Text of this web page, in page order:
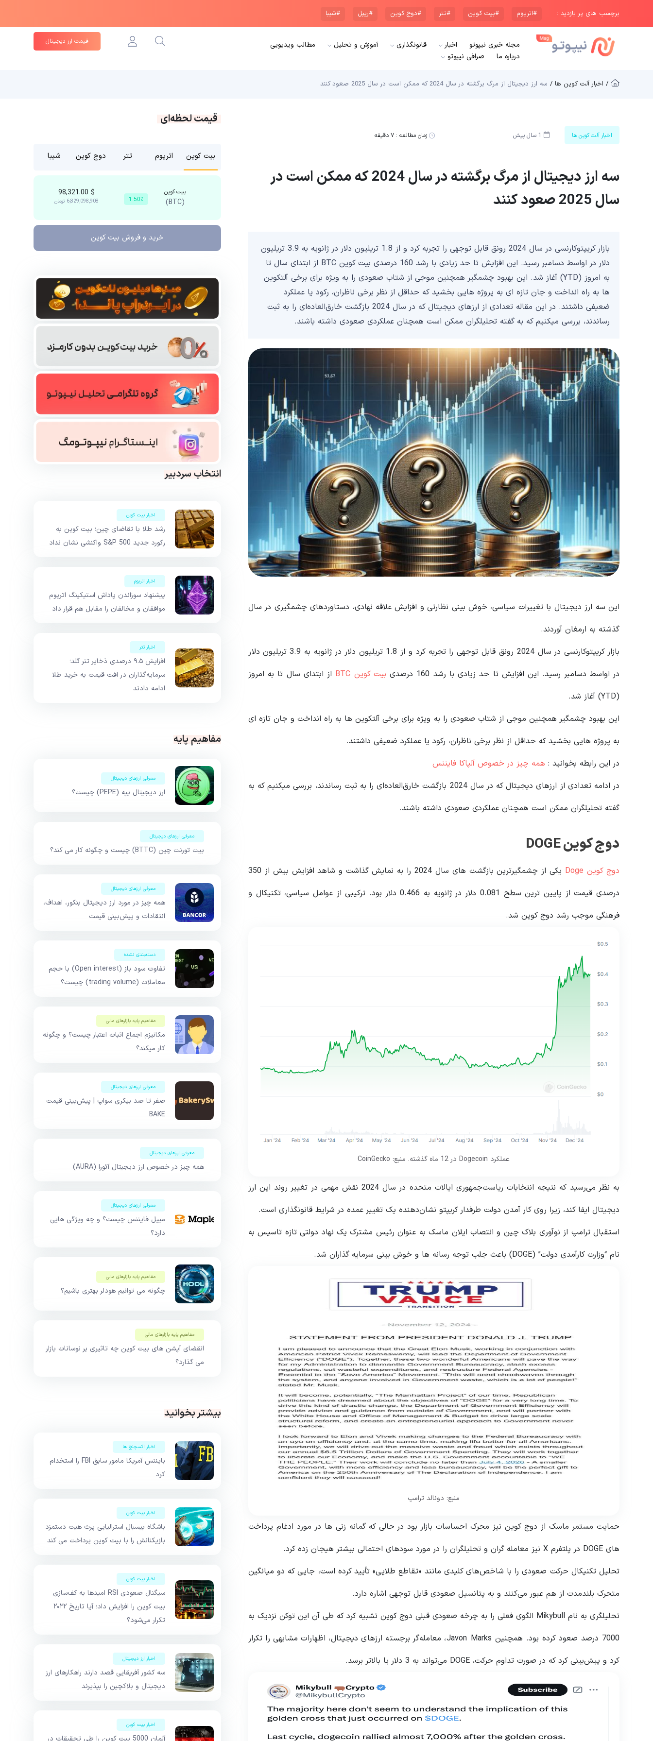
برچسب های پر بازدید : #اتریوم #بیت کوین #تتر #دوج کوین #ریپل #شیبا
مجله خبری نیپوتو اخبار قانونگذاری آموزش و تحلیل
مطالب ویدیویی
درباره ما
صرافی نیپوتو
قیمت ارز دیجیتال
/ اخبار آلت کوین ها / سه ارز دیجیتال از مرگ برگشته در سال 2024 که ممکن است در سال 2025 صعود کنند
اخبار آلت کوین ها 1 سال پیش زمان مطالعه :۷ دقیقه
سه ارز دیجیتال از مرگ برگشته در سال 2024 که ممکن است در
سال 2025 صعود کنند
بازار کریپتوکارنسی در سال 2024 رونق قابل توجهی را تجربه کرد و از 1.8 تریلیون دلار در ژانویه به 3.9 تریلیون
دلار در اواسط دسامبر رسید. این افزایش تا حد زیادی با رشد 160 درصدی بیت کوین BTC از ابتدای سال تا
به امروز (YTD) آغاز شد. این بهبود چشمگیر همچنین موجی از شتاب صعودی را به ویژه برای برخی آلتکوین
ها به راه انداخت و جان تازه ای به پروژه هایی بخشید که حداقل از نظر برخی ناظران، رکود یا عملکرد
ضعیفی داشتند. در این مقاله تعدادی از ارزهای دیجیتال که در سال 2024 بازگشت‌ خارق‌العاده‌ای را به ثبت
رساندند، بررسی میکنیم که به گفته تحلیلگران ممکن است همچنان عملکردی صعودی داشته باشند.
این سه ارز دیجیتال با تغییرات سیاسی، خوش بینی نظارتی و افزایش علاقه نهادی، دستاوردهای چشمگیری در سال
گذشته به ارمغان آوردند.
بازار کریپتوکارنسی در سال 2024 رونق قابل توجهی را تجربه کرد و از 1.8 تریلیون دلار در ژانویه به 3.9 تریلیون دلار
در اواسط دسامبر رسید. این افزایش تا حد زیادی با رشد 160 درصدی
بیت کوین BTC
از ابتدای سال تا به امروز
(YTD) آغاز شد.
این بهبود چشمگیر همچنین موجی از شتاب صعودی را به ویژه برای برخی آلتکوین ها به راه انداخت و جان تازه ای
به پروژه هایی بخشید که حداقل از نظر برخی ناظران، رکود یا عملکرد ضعیفی داشتند.
در این رابطه بخوانید‌ : همه چیز در خصوص آلپاکا فایننس
در ادامه تعدادی از ارزهای دیجیتال که در سال 2024 بازگشت‌ خارق‌العاده‌ای را به ثبت رساندند، بررسی میکنیم که به
گفته تحلیلگران ممکن است همچنان عملکردی صعودی داشته باشند.
دوج کوین DOGE
دوج کوین Doge
یکی از چشمگیرترین بازگشت های سال 2024 را به نمایش گذاشت و شاهد افزایش بیش از 350
درصدی قیمت از پایین ترین سطح 0.081 دلار در ژانویه به 0.466 دلار بود. ترکیبی از عوامل سیاسی، تکنیکال و
فرهنگی موجب رشد دوج کوین شد.
عملکرد Dogecoin در 12 ماه گذشته. منبع: CoinGecko
به نظر می‌رسید که نتیجه انتخابات ریاست‌جمهوری ایالات متحده در سال 2024 نقش مهمی در تغییر روند این ارز
دیجیتال ایفا کند، زیرا روی کار آمدن دولت طرفدار کریپتو نشان‌دهنده یک تغییر عمده در شرایط قانونگذاری است.
استقبال ترامپ از نوآوری بلاک چین و انتصاب ایلان ماسک به عنوان رئیس مشترک یک نهاد دولتی تازه تاسیس به
نام “وزارت کارآمدی دولت” (DOGE) باعث جلب توجه رسانه ها و خوش بینی سرمایه گذاران شد.
منبع: دونالد ترامپ
حمایت مستمر ماسک از دوج کوین نیز محرک احساسات بازار بود در حالی که گمانه زنی ها در مورد ادغام پرداخت
های DOGE در پلتفرم X نیز معامله گران و تحلیلگران را در مورد سودهای احتمالی بیشتر هیجان زده کرد.
تحلیل تکنیکال حرکت صعودی را با شاخص‌های کلیدی مانند «تقاطع طلایی» تأیید کرده است، جایی که دو میانگین
متحرک بلندمدت از هم عبور می‌کنند و به پتانسیل صعودی قابل توجهی اشاره دارد.
تحلیلگری به نام Mikybull الگوی فعلی را به چرخه صعودی قبلی دوج کوین تشبیه کرد که طی آن این توکن نزدیک به
7000 درصد صعود کرده بود. همچنین Javon Marks، معامله‌گر برجسته ارزهای دیجیتال، اظهارات مشابهی را تکرار
کرد و پیش‌بینی کرد که در صورت تداوم حرکت، DOGE می‌تواند به 3 دلار یا بالاتر برسد.
قیمت لحظه‌ای
بیت کوین اتریوم تتر دوج کوین شیبا
بیت کوین
(BTC) 1.50٪
$
6,829,098,908 تومان
خرید و فروش بیت کوین
انتخاب سردبیر
اخبار بیت کوین
رشد طلا با تقاضای چین؛ بیت کوین به
رکورد جدید S&P 500 واکنشی نشان نداد
اخبار اتریوم
پیشنهاد سوزاندن پاداش استیکینگ اتریوم
موافقان و مخالفان را مقابل هم قرار داد
اخبار تتر
افزایش ۹.۵ درصدی ذخایر تتر گلد؛
سرمایه‌گذاران در افت قیمت به خرید طلا
ادامه دادند
مفاهیم پایه
معرفی ارزهای دیجیتال
ارز دیجیتال پپه (PEPE) چیست؟
معرفی ارزهای دیجیتال
بیت تورنت چین (BTTC) چیست و چگونه کار می کند؟
معرفی ارزهای دیجیتال
همه چیز در مورد ارز دیجیتال بنکور، اهداف،
انتقادات و پیش‌بینی قیمت
دسته‌بندی نشده
تفاوت سود باز (Open interest) با حجم
معاملات (trading volume) چیست؟
مفاهیم پایه بازار‌های مالی
مکانیزم اجماع اثبات اعتبار چیست؟ و چگونه
کار میکند؟
معرفی ارزهای دیجیتال
صفر تا صد بیکری سواپ | پیش‌بینی قیمت
BAKE
معرفی ارزهای دیجیتال
همه چیز در خصوص ارز دیجیتال آئورا (AURA)
معرفی ارزهای دیجیتال
میپل فایننس چیست؟ و چه ویژگی هایی
دارد؟
مفاهیم پایه بازار‌های مالی
چگونه می توانیم هودلر بهتری باشیم؟
مفاهیم پایه بازار‌های مالی
انقضای آپشن های بیت کوین چه تاثیری بر نوسانات بازار
می گذارد؟
بیشتر بخوانید
اخبار اکسچنج ها
بایننس آمریکا مامور سابق FBI را استخدام
کرد
اخبار بیت کوین
باشگاه بیسبال استرالیایی پرث هیت دستمزد
بازیکنانش را با بیت کوین پرداخت می کند
اخبار بیت کوین
سیگنال صعودی RSI امیدها به کف‌سازی
بیت کوین را افزایش داد؛ آیا تاریخ ۲۰۲۲
تکرار می‌شود؟
اخبار ارز دیجیتال
سه کشور آفریقایی قصد دارند راهکارهای ارز
دیجیتال و بلاکچین را بپذیرند
اخبار بیت کوین
آلمان 5000 بیت کوین را طی تحقیقات در